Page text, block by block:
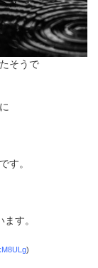
そうで
す。
す。
)